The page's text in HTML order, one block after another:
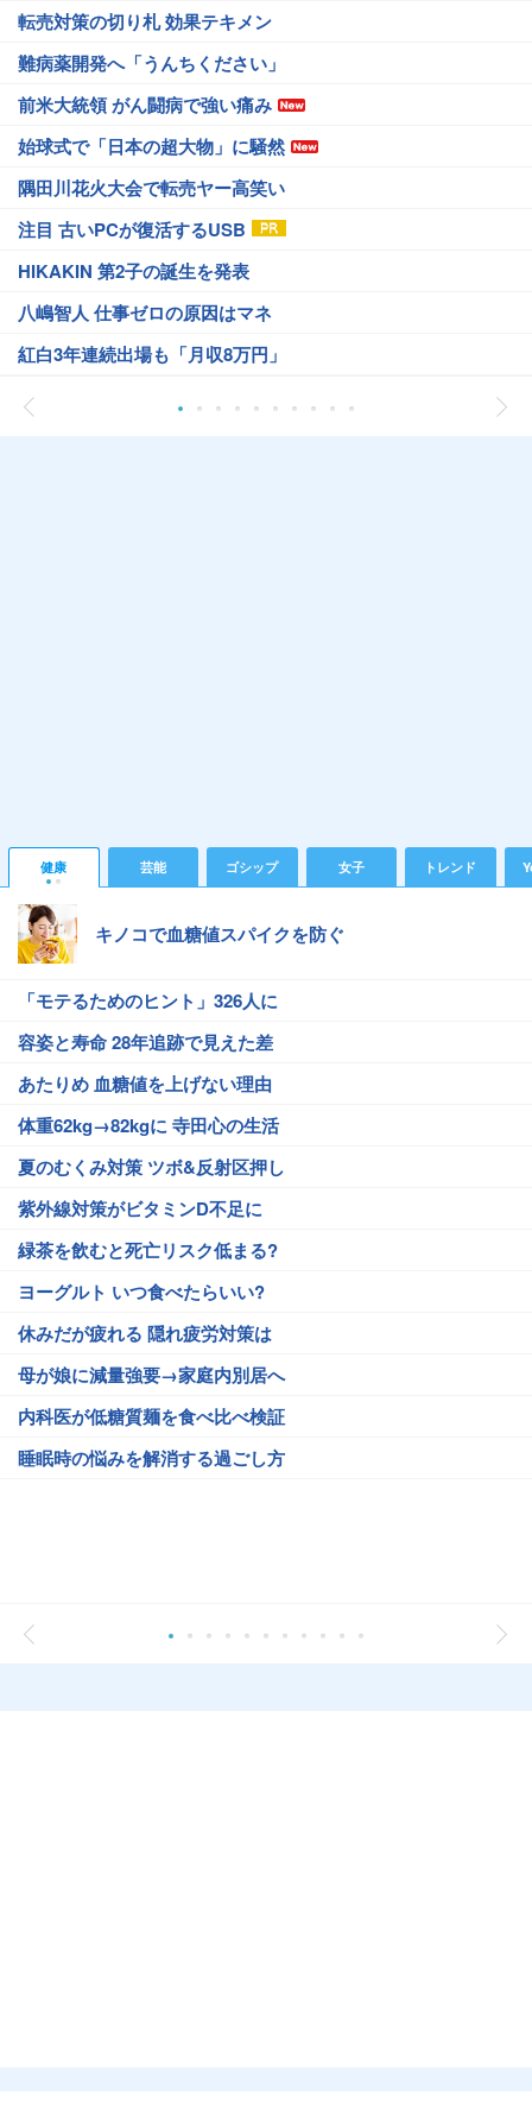
転売対策の切り札 効果テキメン
難病薬開発へ「うんちください」
前米大統領 がん闘病で強い痛み
始球式で「日本の超大物」に騒然
隅田川花火大会で転売ヤー高笑い
注目 古いPCが復活するUSB
HIKAKIN 第2子の誕生を発表
八嶋智人 仕事ゼロの原因はマネ
紅白3年連続出場も「月収8万円」
健康 芸能 ゴシップ 女子 トレンド
キノコで血糖値スパイクを防ぐ
「モテるためのヒント」326人に
容姿と寿命 28年追跡で見えた差
あたりめ 血糖値を上げない理由
体重62kg→82kgに 寺田心の生活
夏のむくみ対策 ツボ&反射区押し
紫外線対策がビタミンD不足に
緑茶を飲むと死亡リスク低まる?
ヨーグルト いつ食べたらいい?
休みだが疲れる 隠れ疲労対策は
母が娘に減量強要→家庭内別居へ
内科医が低糖質麺を食べ比べ検証
睡眠時の悩みを解消する過ごし方